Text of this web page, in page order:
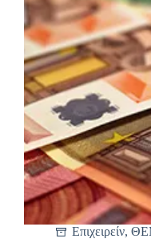
Επιχειρείν,